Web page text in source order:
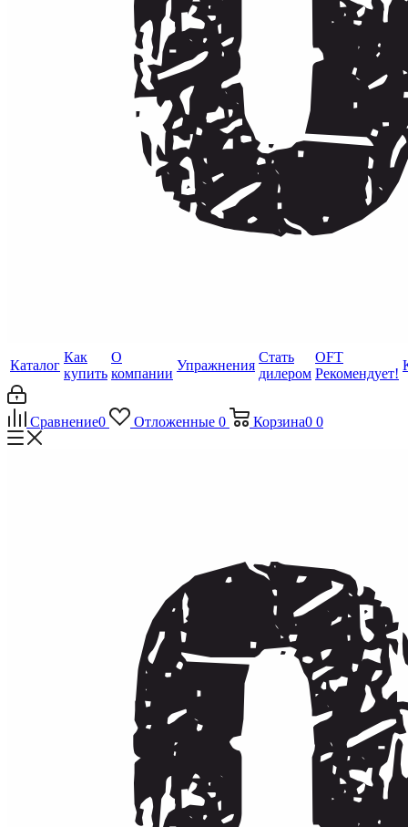
Каталог
Как
купить
О
компании
Упражнения
Стать
дилером
OFT
Рекомендует!
Сравнение0 Отложенные 0 Корзина0 0